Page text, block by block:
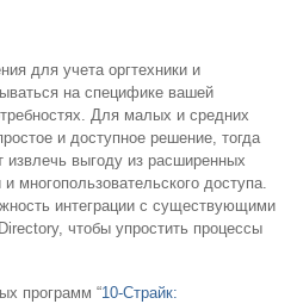
для учета оргтехники и
на специфике вашей
Для малых и средних
и доступное решение, тогда
извлечь выгоду из расширенных
многопользовательского доступа.
интеграции с существующими
чтобы упростить процессы
программ “10-Страйк: